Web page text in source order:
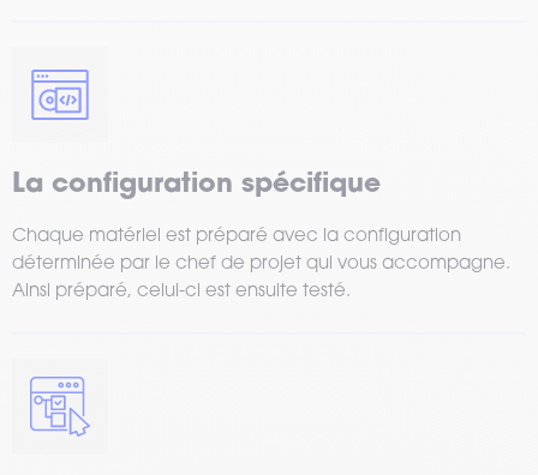
La configuration spécifique
Chaque matériel est préparé avec la configuration
déterminée par le chef de projet qui vous accompagne.
Ainsi préparé, celui-ci est ensuite testé.